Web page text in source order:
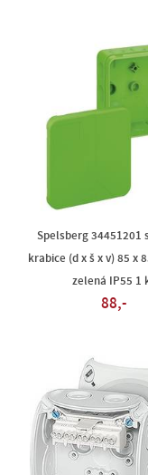
Spelsberg 34451201
krabice (d x š x v) 85 x
zelená IP55 1
88,-